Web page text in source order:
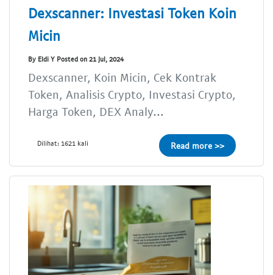
Dexscanner: Investasi Token Koin
Micin
By Eldi Y Posted on 21 Jul, 2024
Dexscanner, Koin Micin, Cek Kontrak
Token, Analisis Crypto, Investasi Crypto,
Harga Token, DEX Analy...
Dilihat: 1621 kali Read more >>